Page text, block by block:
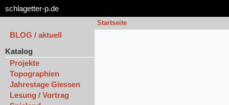
schlagetter-p.de
Startseite
BLOG / aktuell
Katalog
Projekte
Topographien
Jahrestage Giessen
Lesung / Vortrag